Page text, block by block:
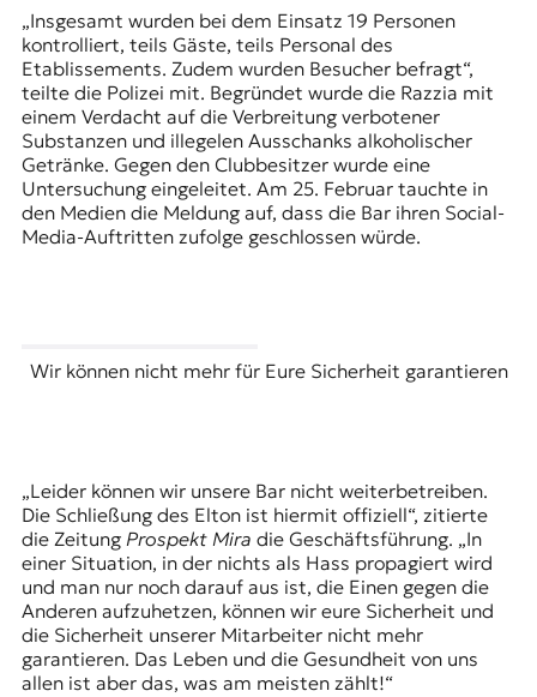
„Insgesamt wurden bei dem Einsatz 19 Personen
kontrolliert, teils Gäste, teils Personal des
Etablissements. Zudem wurden Besucher befragt“,
teilte die Polizei mit. Begründet wurde die Razzia mit
einem Verdacht auf die Verbreitung verbotener
Substanzen und illegelen Ausschanks alkoholischer
Getränke. Gegen den Clubbesitzer wurde eine
Untersuchung eingeleitet. Am 25. Februar tauchte in
den Medien die Meldung auf, dass die Bar ihren Social-
Media-Auftritten zufolge geschlossen würde.
Wir können nicht mehr für Eure Sicherheit garantieren
„Leider können wir unsere Bar nicht weiterbetreiben.
Die Schließung des Elton ist hiermit offiziell“, zitierte
die Zeitung Prospekt Mira die Geschäftsführung. „In
einer Situation, in der nichts als Hass propagiert wird
und man nur noch darauf aus ist, die Einen gegen die
Anderen aufzuhetzen, können wir eure Sicherheit und
die Sicherheit unserer Mitarbeiter nicht mehr
garantieren. Das Leben und die Gesundheit von uns
allen ist aber das, was am meisten zählt!“